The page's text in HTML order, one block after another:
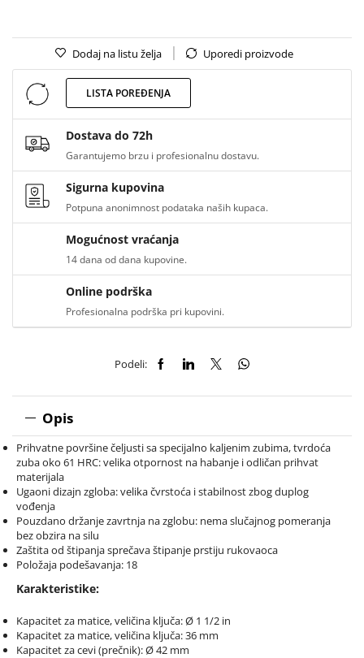
Dodaj na listu želja Uporedi proizvode
LISTA POREĐENJA
Dostava do 72h
Garantujemo brzu i profesionalnu dostavu.
Sigurna kupovina
Potpuna anonimnost podataka naših kupaca.
Mogućnost vraćanja
14 dana od dana kupovine.
Online podrška
Profesionalna podrška pri kupovini.
Podeli:
Opis
Prihvatne površine čeljusti sa specijalno kaljenim zubima, tvrdoća
zuba oko 61 HRC: velika otpornost na habanje i odličan prihvat
materijala
Ugaoni dizajn zgloba: velika čvrstoća i stabilnost zbog duplog
vođenja
Pouzdano držanje zavrtnja na zglobu: nema slučajnog pomeranja
bez obzira na silu
Zaštita od štipanja sprečava štipanje prstiju rukovaoca
Položaja podešavanja: 18
Karakteristike:
Kapacitet za matice, veličina ključa: Ø 1 1/2 in
Kapacitet za matice, veličina ključa: 36 mm
Kapacitet za cevi (prečnik): Ø 42 mm